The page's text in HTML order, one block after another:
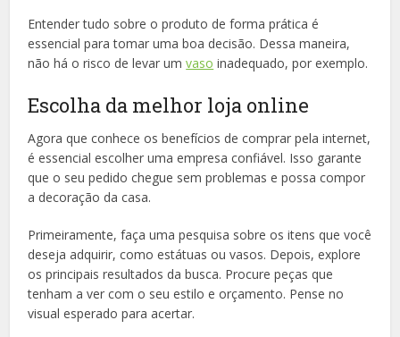
Entender tudo sobre o produto de forma prática é
essencial para tomar uma boa decisão. Dessa maneira,
não há o risco de levar um vaso inadequado, por exemplo.
Escolha da melhor loja online
Agora que conhece os benefícios de comprar pela internet,
é essencial escolher uma empresa confiável. Isso garante
que o seu pedido chegue sem problemas e possa compor
a decoração da casa.
Primeiramente, faça uma pesquisa sobre os itens que você
deseja adquirir, como estátuas ou vasos. Depois, explore
os principais resultados da busca. Procure peças que
tenham a ver com o seu estilo e orçamento. Pense no
visual esperado para acertar.